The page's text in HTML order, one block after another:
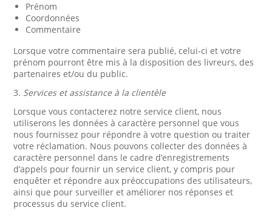
Prénom
Coordonnées
Commentaire
Lorsque votre commentaire sera publié, celui-ci et votre
prénom pourront être mis à la disposition des livreurs, des
partenaires et/ou du public.
3. Services et assistance à la clientèle
Lorsque vous contacterez notre service client, nous
utiliserons les données à caractère personnel que vous
nous fournissez pour répondre à votre question ou traiter
votre réclamation. Nous pouvons collecter des données à
caractère personnel dans le cadre d’enregistrements
d’appels pour fournir un service client, y compris pour
enquêter et répondre aux préoccupations des utilisateurs,
ainsi que pour surveiller et améliorer nos réponses et
processus du service client.